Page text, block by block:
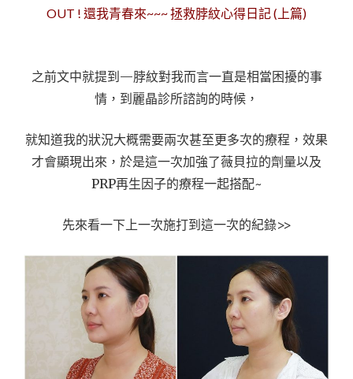
OUT ! 還我青春來~~~ 拯救脖紋心得日記 (上篇)
之前文中就提到—脖紋對我而言一直是相當困擾的事
情，到麗晶診所諮詢的時候，
就知道我的狀況大概需要兩次甚至更多次的療程，效果
才會顯現出來，於是這一次加強了薇貝拉的劑量以及
PRP再生因子的療程一起搭配~
先來看一下上一次施打到這一次的紀錄>>